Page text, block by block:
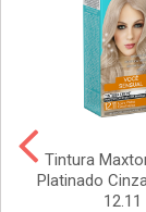
Tintura
Platinado
12.11